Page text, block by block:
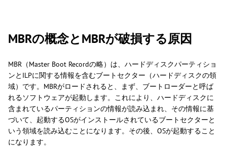
MBRの概念とMBRが破損する原因
MBR（Master Boot Recordの略）は、ハードディスクパーティショ
ンとILPに関する情報を含むブートセクター（ハードディスクの領
域）です。MBRがロードされると、まず、ブートローダーと呼ば
れるソフトウェアが起動します。これにより、ハードディスクに
含まれているパーティションの情報が読み込まれ、その情報に基
づいて、起動するOSがインストールされているブートセクターと
いう領域を読み込むことになります。その後、OSが起動すること
になります。